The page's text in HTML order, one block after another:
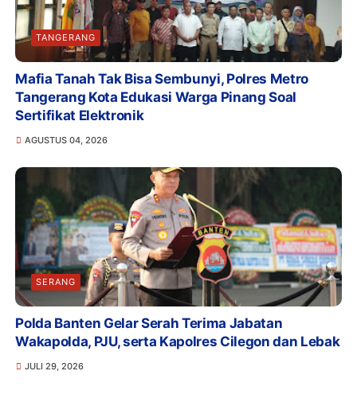
TANGERANG
Mafia Tanah Tak Bisa Sembunyi, Polres Metro
Tangerang Kota Edukasi Warga Pinang Soal
Sertifikat Elektronik
AGUSTUS 04, 2026
SERANG
Polda Banten Gelar Serah Terima Jabatan
Wakapolda, PJU, serta Kapolres Cilegon dan Lebak
JULI 29, 2026